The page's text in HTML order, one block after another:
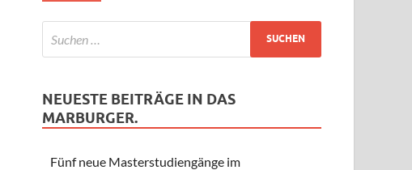
NEUESTE BEITRÄGE IN DAS
MARBURGER.
Fünf neue Masterstudiengänge im